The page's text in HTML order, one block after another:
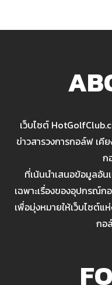
เว็บไซต์
ข่าวสารวงการกอล์ฟ เ
ก
ที่เน้นนำเสนอข้อมูลอั
เฉพาะเรื่องของอุปกรณ์ก
เพื่อมุ่งหมายให้เว็บไซต์
กอ